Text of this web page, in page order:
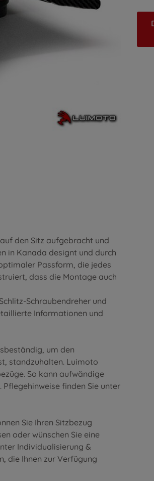
den Sitz aufgebracht und
in Kanada designt und durch
Passform, die jedes
dass die Montage auch
Schraubendreher und
Informationen und
um den
standzuhalten. Luimoto
So kann aufwändige
finden Sie unter
Sie Ihren Sitzbezug
oder wünschen Sie eine
Individualisierung &
, die Ihnen zur Verfügung